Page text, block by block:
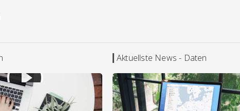
Aktuellste News - Daten